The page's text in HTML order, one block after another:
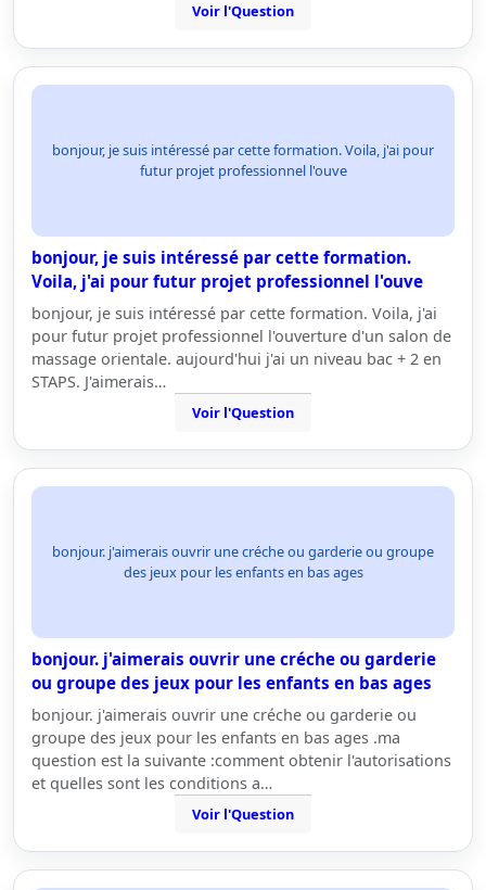
Voir l'Question
bonjour, je suis intéressé par cette formation. Voila, j'ai pour
futur projet professionnel l'ouve
bonjour, je suis intéressé par cette formation.
Voila, j'ai pour futur projet professionnel l'ouve
bonjour, je suis intéressé par cette formation. Voila, j'ai
pour futur projet professionnel l'ouverture d'un salon de
massage orientale. aujourd'hui j'ai un niveau bac + 2 en
STAPS. J'aimerais…
Voir l'Question
bonjour. j'aimerais ouvrir une créche ou garderie ou groupe
des jeux pour les enfants en bas ages
bonjour. j'aimerais ouvrir une créche ou garderie
ou groupe des jeux pour les enfants en bas ages
bonjour. j'aimerais ouvrir une créche ou garderie ou
groupe des jeux pour les enfants en bas ages .ma
question est la suivante :comment obtenir l'autorisations
et quelles sont les conditions a…
Voir l'Question